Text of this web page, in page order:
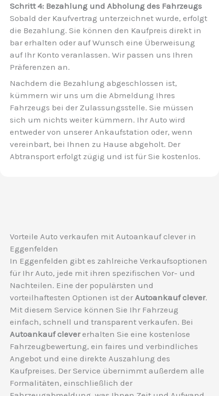
Schritt 4: Bezahlung und Abholung des Fahrzeugs
Sobald der Kaufvertrag unterzeichnet wurde, erfolgt
die Bezahlung. Sie können den Kaufpreis direkt in
bar erhalten oder auf Wunsch eine Überweisung
auf Ihr Konto veranlassen. Wir passen uns Ihren
Präferenzen an.
Nachdem die Bezahlung abgeschlossen ist,
kümmern wir uns um die Abmeldung Ihres
Fahrzeugs bei der Zulassungsstelle. Sie müssen
sich um nichts weiter kümmern. Ihr Auto wird
entweder von unserer Ankaufstation oder, wenn
vereinbart, bei Ihnen zu Hause abgeholt. Der
Abtransport erfolgt zügig und ist für Sie kostenlos.
Vorteile Auto verkaufen mit Autoankauf clever in
Eggenfelden
In Eggenfelden gibt es zahlreiche Verkaufsoptionen
für Ihr Auto, jede mit ihren spezifischen Vor- und
Nachteilen. Eine der populärsten und
vorteilhaftesten Optionen ist der Autoankauf clever.
Mit diesem Service können Sie Ihr Fahrzeug
einfach, schnell und transparent verkaufen. Bei
Autoankauf clevererhalten Sie eine kostenlose
Fahrzeugbewertung, ein faires und verbindliches
Angebot und eine direkte Auszahlung des
Kaufpreises. Der Service übernimmt außerdem alle
Formalitäten, einschließlich der